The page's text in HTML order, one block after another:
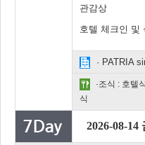
관감상
호텔 체크인 및
· PATRIA
·조식 : 호텔
식
2026-08-14